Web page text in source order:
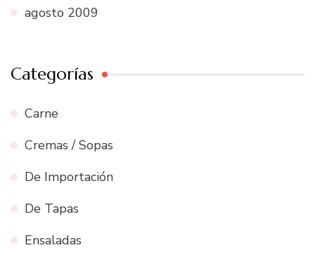
agosto 2009
Categorías
Carne
Cremas / Sopas
De Importación
De Tapas
Ensaladas